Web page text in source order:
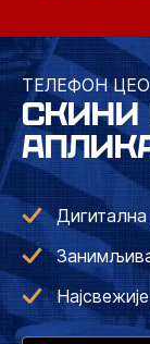
ТЕЛЕФОН
СКИНИ